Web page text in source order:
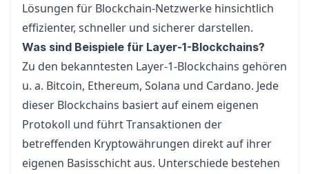
Lösungen für Blockchain-Netzwerke hinsichtlich
effizienter, schneller und sicherer darstellen.
Was sind Beispiele für Layer-1-Blockchains?
Zu den bekanntesten Layer-1-Blockchains gehören
u. a. Bitcoin, Ethereum, Solana und Cardano. Jede
dieser Blockchains basiert auf einem eigenen
Protokoll und führt Transaktionen der
betreffenden Kryptowährungen direkt auf ihrer
eigenen Basisschicht aus. Unterschiede bestehen